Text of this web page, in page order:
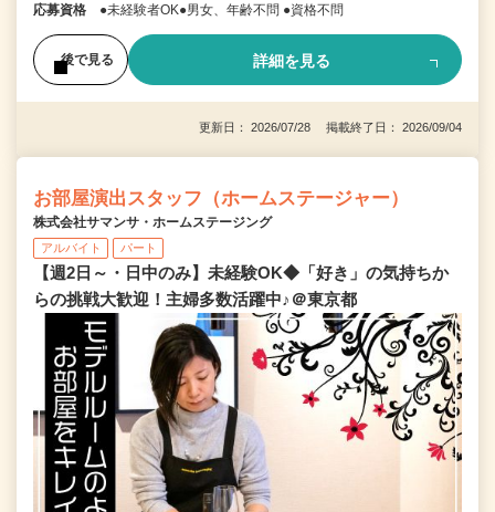
応募資格 ●未経験者OK●男女、年齢不問 ●資格不問
後で見る 詳細を見る
更新日： 2026/07/28 掲載終了日： 2026/09/04
お部屋演出スタッフ（ホームステージャー）
株式会社サマンサ・ホームステージング
アルバイト パート
【週2日～・日中のみ】未経験OK◆「好き」の気持ちか
らの挑戦大歓迎！主婦多数活躍中♪＠東京都